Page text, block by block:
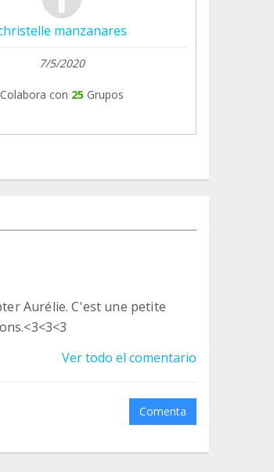
prélèvement dans vos
manzanares
7/5/2020
Colabora con 25 Grupos
Aurélie. C'est une petite
Ver todo el comentario
Comenta